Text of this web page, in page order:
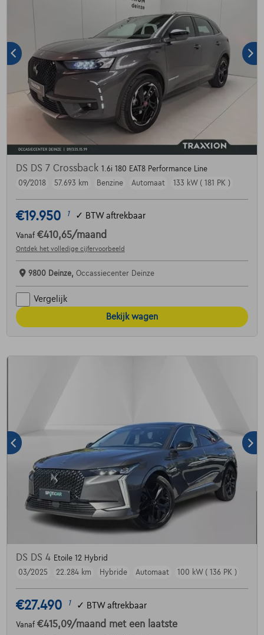
DS DS 7 Crossback 1.6i 180 EAT8 Performance Line
09/2018
57.693 km Benzine Automaat 133 kW ( 181 PK )
€19.950 1 ✓ BTW aftrekbaar
Vanaf €410,65/maand
Ontdek het volledige cijfervoorbeeld
9800 Deinze, Occassiecenter Deinze
Vergelijk
Bekijk wagen
DS DS 4 Etoile 12 Hybrid
03/2025
22.284 km Hybride Automaat 100 kW ( 136 PK )
€27.490 1 ✓ BTW aftrekbaar
Vanaf €415,09/maand met een laatste